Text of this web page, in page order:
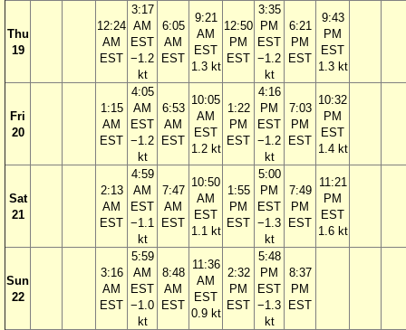
Thu
19
12:24
AM
EST
3:17
AM
EST
−1.2
kt
6:05
AM
EST
9:21
AM
EST
1.3 kt
12:50
PM
EST
3:35
PM
EST
−1.2
kt
6:21
PM
EST
9:43
PM
EST
1.3 kt
Fri
20
1:15
AM
EST
4:05
AM
EST
−1.2
kt
6:53
AM
EST
10:05
AM
EST
1.2 kt
1:22
PM
EST
4:16
PM
EST
−1.2
kt
7:03
PM
EST
10:32
PM
EST
1.4 kt
Sat
21
2:13
AM
EST
4:59
AM
EST
−1.1
kt
7:47
AM
EST
10:50
AM
EST
1.1 kt
1:55
PM
EST
5:00
PM
EST
−1.3
kt
7:49
PM
EST
11:21
PM
EST
1.6 kt
Sun
22
3:16
AM
EST
5:59
AM
EST
−1.0
kt
8:48
AM
EST
11:36
AM
EST
0.9 kt
2:32
PM
EST
5:48
PM
EST
−1.3
kt
8:37
PM
EST